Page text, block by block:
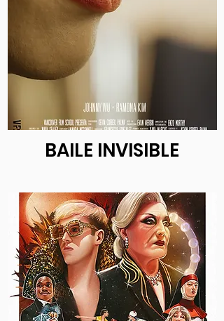
BAILE INVISIBLE